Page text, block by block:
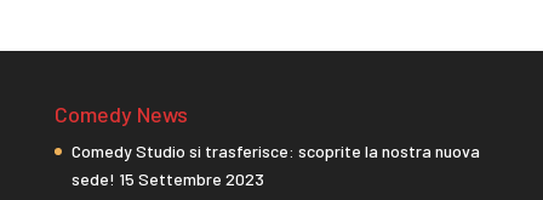
Comedy News
Comedy Studio si trasferisce: scoprite la nostra nuova
sede! 15 Settembre 2023